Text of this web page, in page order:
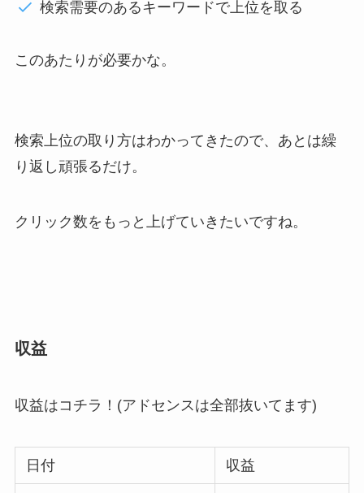
検索需要のあるキーワードで上位を取る
このあたりが必要かな。
検索上位の取り方はわかってきたので、あとは繰
り返し頑張るだけ。
クリック数をもっと上げていきたいですね。
収益
収益はコチラ！(アドセンスは全部抜いてます)
日付 収益